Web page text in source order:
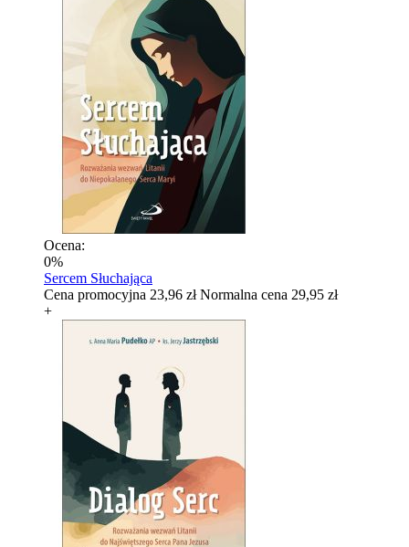
Ocena:
0%
Sercem Słuchająca
Cena promocyjna 23,96 zł Normalna cena 29,95 zł
+